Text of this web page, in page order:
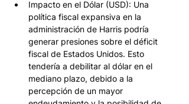
Impacto en el Dólar (USD): Una
política fiscal expansiva en la
administración de Harris podría
generar presiones sobre el déficit
fiscal de Estados Unidos. Esto
tendería a debilitar al dólar en el
mediano plazo, debido a la
percepción de un mayor